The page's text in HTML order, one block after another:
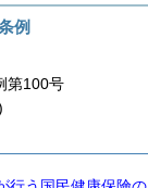
例
第100号